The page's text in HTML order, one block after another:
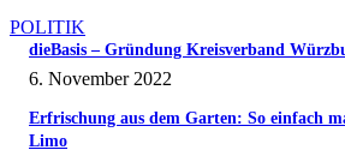
POLITIK
dieBasis – Gründung Kreisverband
6. November 2022
Erfrischung aus dem Garten: So einfach
Limo